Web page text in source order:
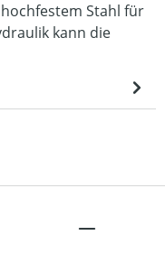
Stahl für
kann die